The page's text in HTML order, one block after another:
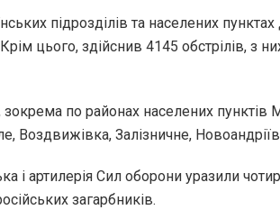
підрозділів та населених
цього, здійснив 4145 обстрілів, з
по районах населених
Воздвижівка, Залізничне,
і артилерія Сил оборони уразили
загарбників.